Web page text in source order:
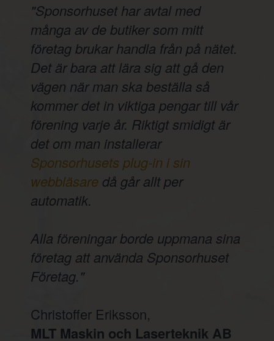
"Sponsorhuset har avtal med
många av de butiker som mitt
företag brukar handla från på nätet.
Det är bara att lära sig att gå den
vägen när man ska beställa så
kommer det in viktiga pengar till vår
förening varje år. Riktigt smidigt är
det om man installerar
Sponsorhusets plug-in i sin
webbläsare då går allt per
automatik.
Alla föreningar borde uppmana sina
företag att använda Sponsorhuset
Företag."
Christoffer Eriksson,
MLT Maskin och Laserteknik AB